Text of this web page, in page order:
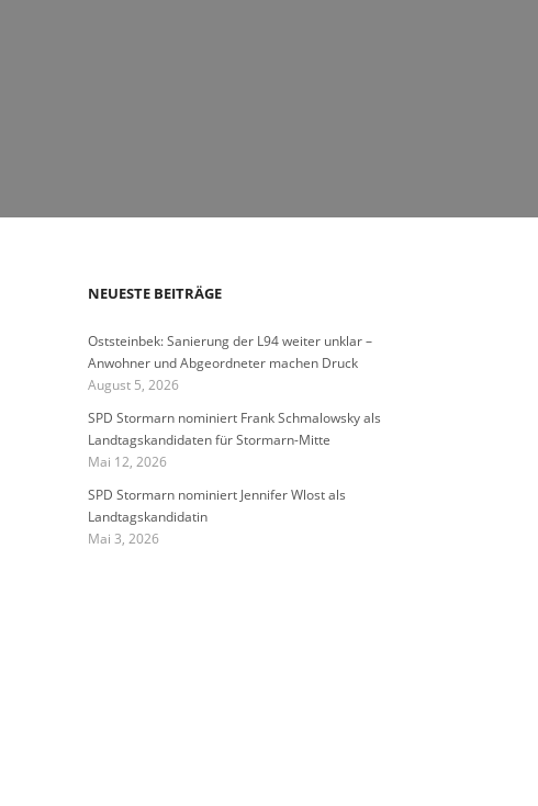
NEUESTE BEITRÄGE
Oststeinbek: Sanierung der L94 weiter unklar –
Anwohner und Abgeordneter machen Druck
August 5, 2026
SPD Stormarn nominiert Frank Schmalowsky als
Landtagskandidaten für Stormarn-Mitte
Mai 12, 2026
SPD Stormarn nominiert Jennifer Wlost als
Landtagskandidatin
Mai 3, 2026